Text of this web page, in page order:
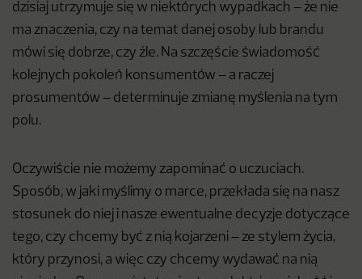
dzisiaj utrzymuje się w niektórych wypadkach – że nie
ma znaczenia, czy na temat danej osoby lub brandu
mówi się dobrze, czy źle. Na szczęście świadomość
kolejnych pokoleń konsumentów – a raczej
prosumentów – determinuje zmianę myślenia na tym
polu.
Oczywiście nie możemy zapominać o uczuciach.
Sposób, w jaki myślimy o marce, przekłada się na nasz
stosunek do niej i nasze ewentualne decyzje dotyczące
tego, czy chcemy być z nią kojarzeni – ze stylem życia,
który przynosi, a więc czy chcemy wydawać na nią